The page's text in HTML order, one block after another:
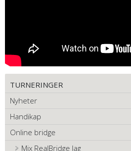
TURNERINGER
Nyheter
Handikap
Online bridge
Mix RealBridge lag